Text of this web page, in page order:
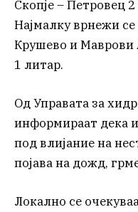
Скопје – Петровец
Најмалку врнежи
Крушево и Маврови
1 литар.
Од Управата за
информираат дека
под влијание на
појава на дожд,
Локално се